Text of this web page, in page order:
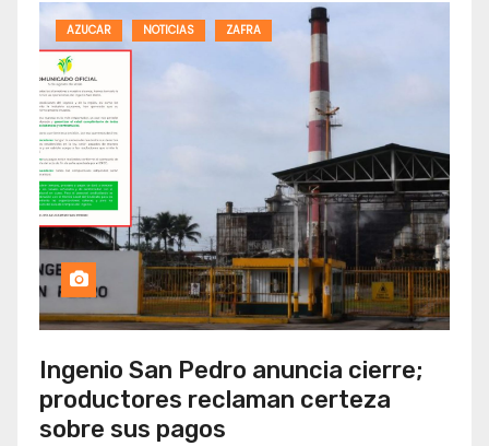
AZUCAR NOTICIAS ZAFRA
Ingenio San Pedro anuncia cierre;
productores reclaman certeza
sobre sus pagos